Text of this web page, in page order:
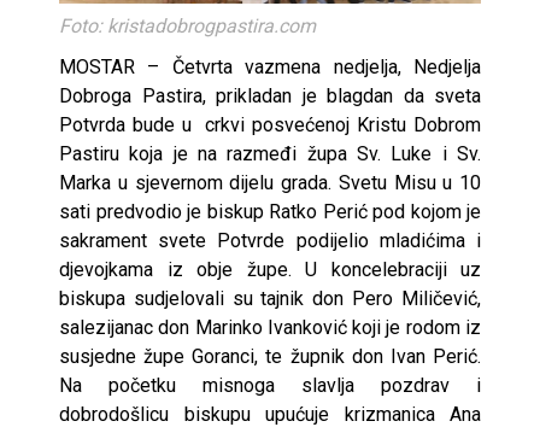
Foto: kristadobrogpastira.com
MOSTAR – Četvrta vazmena nedjelja, Nedjelja
Dobroga Pastira, prikladan je blagdan da sveta
Potvrda bude u crkvi posvećenoj Kristu Dobrom
Pastiru koja je na razmeđi župa Sv. Luke i Sv.
Marka u sjevernom dijelu grada. Svetu Misu u 10
sati predvodio je biskup Ratko Perić pod kojom je
sakrament svete Potvrde podijelio mladićima i
djevojkama iz obje župe. U koncelebraciji uz
biskupa sudjelovali su tajnik don Pero Miličević,
salezijanac don Marinko Ivanković koji je rodom iz
susjedne župe Goranci, te župnik don Ivan Perić.
Na početku misnoga slavlja pozdrav i
dobrodošlicu biskupu upućuje krizmanica Ana